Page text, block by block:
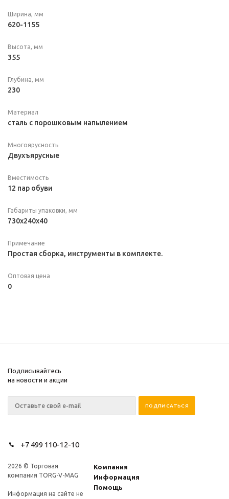
Ширина, мм
620-1155
Высота, мм
355
Глубина, мм
230
Материал
сталь с порошковым напылением
Многоярусность
Двухъярусные
Вместимость
12 пар обуви
Габариты упаковки, мм
730х240х40
Примечание
Простая сборка, инструменты в комплекте.
Оптовая цена
0
Подписывайтесь
на новости и акции
+7 499 110-12-10
2026 © Торговая
компания TORG-V-MAG
Информация на сайте не
Компания
Информация
Помощь